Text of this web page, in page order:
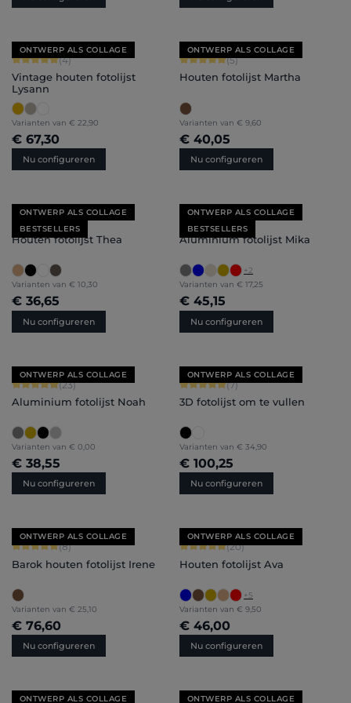
ONTWERP ALS COLLAGE
Gemiddelde waardering van 5 van 5 sterren
(4)
Vintage houten fotolijst
Lysann
Varianten van € 22,90
€ 67,30
Nu configureren
ONTWERP ALS COLLAGE
Gemiddelde waardering van 5 van 5
(5)
Houten fotolijst Martha
Varianten van € 9,60
€ 40,05
Nu configureren
ONTWERP ALS COLLAGE
BESTSELLERS
Gemiddelde waardering van 5 van 5 sterren
Houten fotolijst Thea
Varianten van € 10,30
€ 36,65
Nu configureren
ONTWERP ALS COLLAGE
BESTSELLERS
Gemiddelde waardering van 5 van 5
Aluminium fotolijst Mika
+2
Varianten van € 17,25
€ 45,15
Nu configureren
ONTWERP ALS COLLAGE
Gemiddelde waardering van 4.91 van 5 sterren
(23)
Aluminium fotolijst Noah
Varianten van € 0,00
€ 38,55
Nu configureren
ONTWERP ALS COLLAGE
Gemiddelde waardering van 5 van 5
(7)
3D fotolijst om te vullen
Varianten van € 34,90
€ 100,25
Nu configureren
ONTWERP ALS COLLAGE
Gemiddelde waardering van 5 van 5 sterren
(8)
Barok houten fotolijst Irene
Varianten van € 25,10
€ 76,60
Nu configureren
ONTWERP ALS COLLAGE
Gemiddelde waardering van 4.9 van
(20)
Houten fotolijst Ava
+5
Varianten van € 9,50
€ 46,00
Nu configureren
ONTWERP ALS COLLAGE
ONTWERP ALS COLLAGE